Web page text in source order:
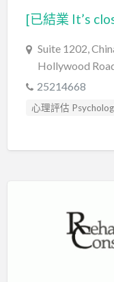
Suite 1202,
Hollywood
25214668
心理評估
臨床心理學家